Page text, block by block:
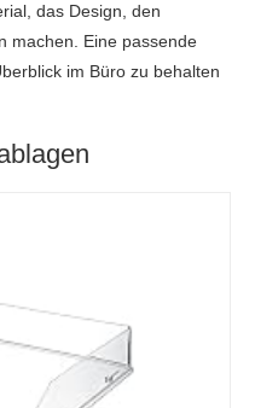
das Design, den
machen. Eine passende
im Büro zu behalten